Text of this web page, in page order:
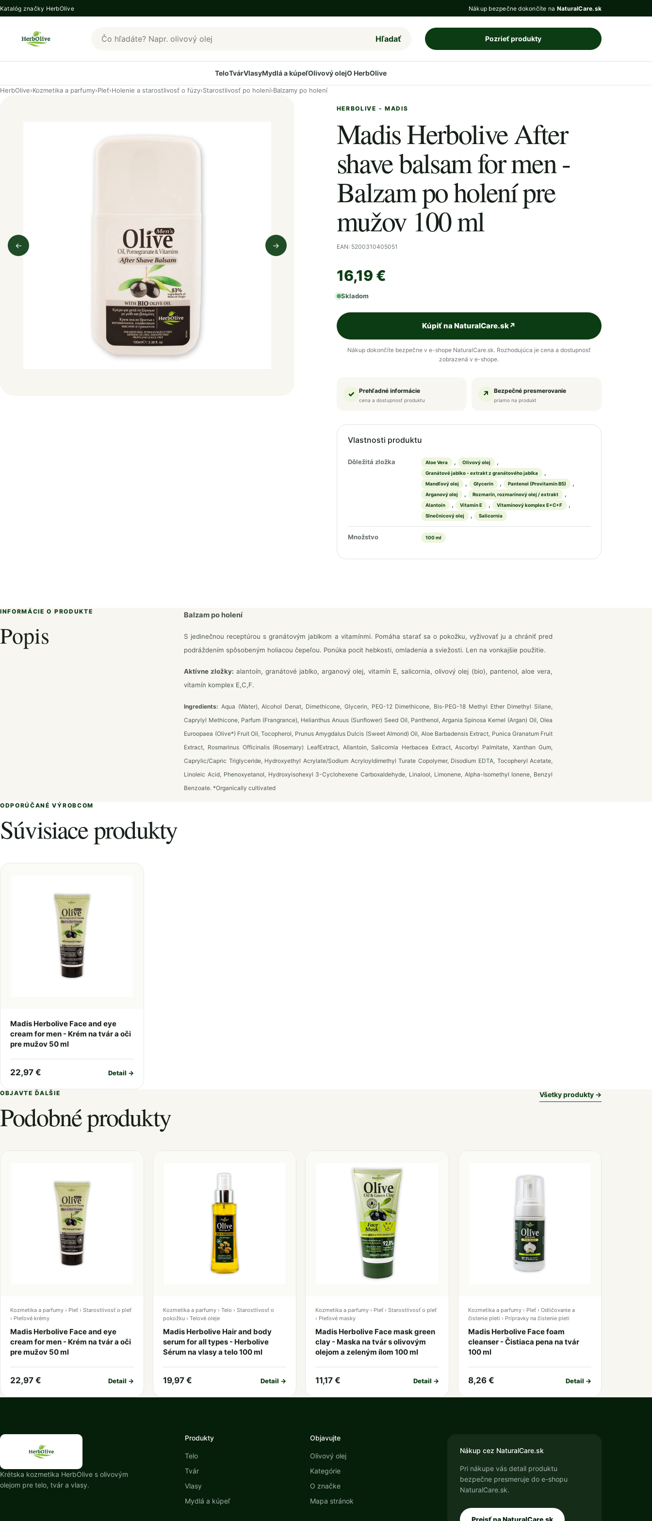
Katalóg značky HerbOlive Nákup bezpečne dokončíte na NaturalCare.sk
Hľadať produkty HerbOlive
Hľadať Pozrieť produkty
TeloTvárVlasyMydlá a kúpeľOlivový olejO HerbOlive
HerbOlive›Kozmetika a parfumy›Pleť›Holenie a starostlivosť o fúzy›Starostlivosť po holení›Balzamy po holení
←
Predchádzajúci obrázok
→
Nasledujúci obrázok
HERBOLIVE - MADIS
Madis Herbolive After
shave balsam for men -
Balzam po holení pre
mužov 100 ml
EAN: 5200310405051
16,19 €
Skladom
Kúpiť na NaturalCare.sk↗
Nákup dokončíte bezpečne v e-shope NaturalCare.sk. Rozhodujúca je cena a dostupnosť
zobrazená v e-shope.
✓ Prehľadné informácie
cena a dostupnosť produktu
↗ Bezpečné presmerovanie
priamo na produkt
Vlastnosti produktu
Dôležitá zložka Aloe Vera , Olivový olej ,
Granátové jablko - extrakt z granátového jablka ,
Mandľový olej , Glycerín , Pantenol (Provitamín B5) ,
Arganový olej , Rozmarín, rozmarínový olej / extrakt ,
Alantoín , Vitamín E , Vitamínový komplex E+C+F ,
Slnečnicový olej , Salicornia
Množstvo 100 ml
INFORMÁCIE O PRODUKTE
Popis
Balzam po holení
S jedinečnou receptúrou s granátovým jablkom a vitamínmi. Pomáha starať sa o pokožku, vyživovať ju a chrániť pred
podráždením spôsobeným holiacou čepeľou. Ponúka pocit hebkosti, omladenia a sviežosti. Len na vonkajšie použitie.
Aktívne zložky: alantoín, granátové jablko, arganový olej, vitamín E, salicornia, olivový olej (bio), pantenol, aloe vera,
vitamín komplex E,C,F.
Ingredients: Aqua (Water), Alcohol Denat, Dimethicone, Glycerin, PEG-12 Dimethicone, Bis-PEG-18 Methyl Ether Dimethyl Silane,
Caprylyl Methicone, Parfum (Frangrance), Helianthus Anuus (Sunflower) Seed Oil, Panthenol, Argania Spinosa Kernel (Argan) Oil, Olea
Euroopaea (Olive*) Fruit Oil, Tocopherol, Prunus Amygdalus Dulcis (Sweet Almond) Oil, Aloe Barbadensis Extract, Punica Granatum Fruit
Extract, Rosmarinus Officinalis (Rosemary) LeafExtract, Allantoin, Salicornia Herbacea Extract, Ascorbyl Palmitate, Xanthan Gum,
Caprylic/Capric Triglyceride, Hydroxyethyl Acrylate/Sodium Acryloyldimethyl Turate Copolymer, Disodium EDTA, Tocopheryl Acetate,
Linoleic Acid, Phenoxyetanol, Hydroxyisohexyl 3-Cyclohexene Carboxaldehyde, Linalool, Limonene, Alpha-Isomethyl Ionene, Benzyl
Benzoate. *Organically cultivated
ODPORÚČANÉ VÝROBCOM
Súvisiace produkty
Madis Herbolive Face and eye
cream for men - Krém na tvár a oči
pre mužov 50 ml
22,97 € Detail →
OBJAVTE ĎALŠIE
Podobné produkty
Všetky produkty →
Kozmetika a parfumy › Pleť › Starostlivosť o pleť
› Pleťové krémy
Madis Herbolive Face and eye
cream for men - Krém na tvár a oči
pre mužov 50 ml
22,97 € Detail →
Kozmetika a parfumy › Telo › Starostlivosť o
pokožku › Telové oleje
Madis Herbolive Hair and body
serum for all types - Herbolive
Sérum na vlasy a telo 100 ml
19,97 € Detail →
Kozmetika a parfumy › Pleť › Starostlivosť o pleť
› Pleťové masky
Madis Herbolive Face mask green
clay - Maska na tvár s olivovým
olejom a zeleným ílom 100 ml
11,17 € Detail →
Kozmetika a parfumy › Pleť › Odličovanie a
čistenie pleti › Prípravky na čistenie pleti
Madis Herbolive Face foam
cleanser - Čistiaca pena na tvár
100 ml
8,26 € Detail →
Krétska kozmetika HerbOlive s olivovým
olejom pre telo, tvár a vlasy.
Produkty
Telo
Tvár
Vlasy
Mydlá a kúpeľ
Objavujte
Olivový olej
Kategórie
O značke
Mapa stránok
Nákup cez NaturalCare.sk
Pri nákupe vás detail produktu
bezpečne presmeruje do e-shopu
NaturalCare.sk.
Prejsť na NaturalCare.sk